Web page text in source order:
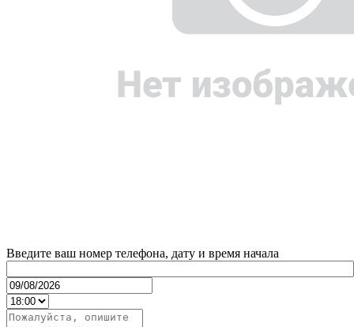
Введите ваш номер телефона, дату и время начала